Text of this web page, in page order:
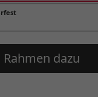
Rahmen dazu